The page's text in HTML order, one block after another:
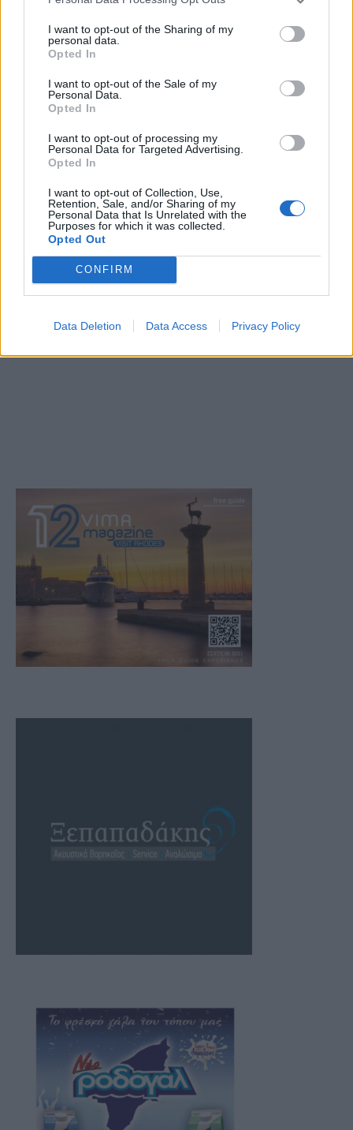
I want to opt-out of the Sharing of my
personal data.
Opted In
I want to opt-out of the Sale of my
Personal Data.
Opted In
I want to opt-out of processing my
Personal Data for Targeted Advertising.
Opted In
I want to opt-out of Collection, Use,
Retention, Sale, and/or Sharing of my
Personal Data that Is Unrelated with the
Purposes for which it was collected.
Opted Out
CONFIRM
Data Deletion Data Access Privacy Policy